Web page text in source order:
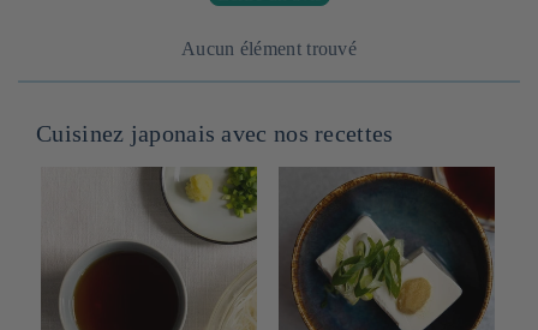
Aucun élément trouvé
Cuisinez japonais avec nos recettes